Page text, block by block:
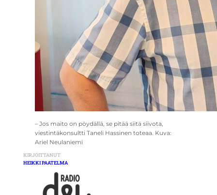
– Jos maito on pöydällä, se pitää siitä siivota,
viestintäkonsultti Taneli Hassinen toteaa. Kuva:
Ariel Neulaniemi
KIRJOITTANUT
HEIKKI PAATELMA